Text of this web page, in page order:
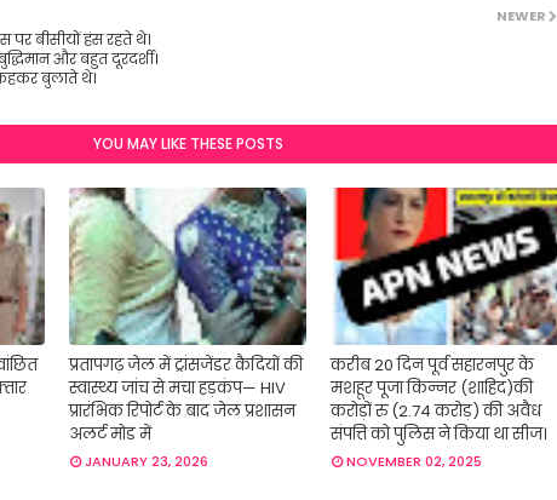
NEWER
पर बीसीयों हंस रहते थे।
और बहुत दूरदर्शी।
बुलाते थे।
YOU MAY LIKE THESE POSTS
प्रतापगढ़ जेल में ट्रांसजेंडर कैदियों की
स्वास्थ्य जांच से मचा हड़कंप— HIV
प्रारंभिक रिपोर्ट के बाद जेल प्रशासन
अलर्ट मोड में
JANUARY 23, 2026
करीब 20 दिन पूर्व सहारनपुर के
मशहूर पूजा किन्नर (शाहिद)की
करोड़ों रु (2.74 करोड़) की अवैध
संपत्ति को पुलिस ने किया था सीज।
NOVEMBER 02, 2025